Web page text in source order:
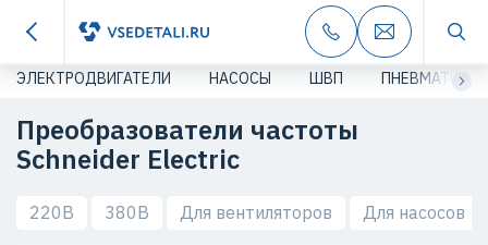
ЭЛЕКТРОДВИГАТЕЛИ НАСОСЫ ШВП ПНЕВМАТИКА
Преобразователи частоты
Schneider Electric
220В 380В Для вентиляторов Для насосов